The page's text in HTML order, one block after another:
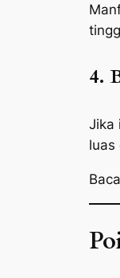
4.
Jika
luas